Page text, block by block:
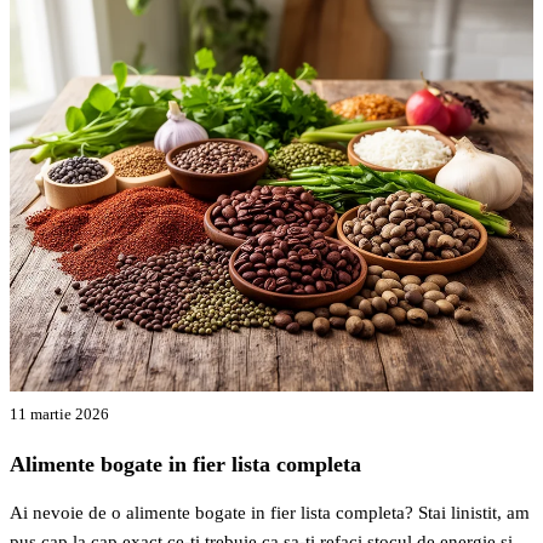
11 martie 2026
Alimente bogate in fier lista completa
Ai nevoie de o alimente bogate in fier lista completa? Stai linistit, am